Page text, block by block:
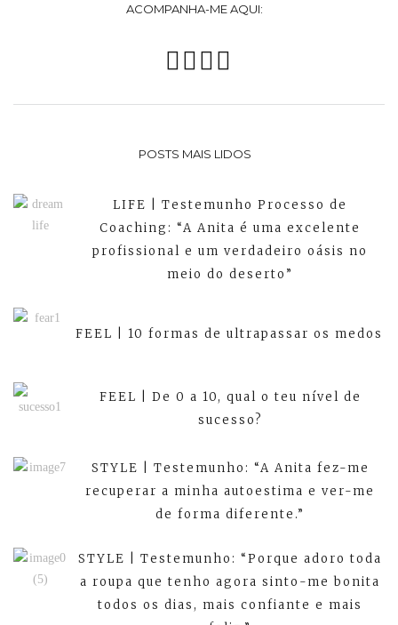
ACOMPANHA-ME AQUI:
POSTS MAIS LIDOS
LIFE | Testemunho Processo de
Coaching: “A Anita é uma excelente
profissional e um verdadeiro oásis no
meio do deserto”
FEEL | 10 formas de ultrapassar os medos
FEEL | De 0 a 10, qual o teu nível de
sucesso?
STYLE | Testemunho: “A Anita fez-me
recuperar a minha autoestima e ver-me
de forma diferente.”
STYLE | Testemunho: “Porque adoro toda
a roupa que tenho agora sinto-me bonita
todos os dias, mais confiante e mais